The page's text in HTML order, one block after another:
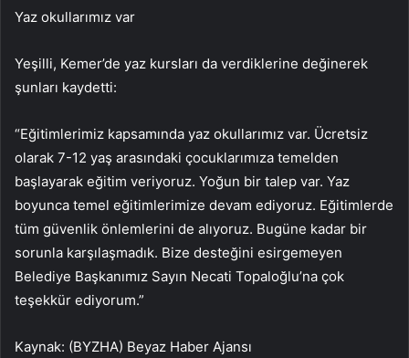
Yaz okullarımız var
Yeşilli, Kemer’de yaz kursları da verdiklerine değinerek
şunları kaydetti:
“Eğitimlerimiz kapsamında yaz okullarımız var. Ücretsiz
olarak 7-12 yaş arasındaki çocuklarımıza temelden
başlayarak eğitim veriyoruz. Yoğun bir talep var. Yaz
boyunca temel eğitimlerimize devam ediyoruz. Eğitimlerde
tüm güvenlik önlemlerini de alıyoruz. Bugüne kadar bir
sorunla karşılaşmadık. Bize desteğini esirgemeyen
Belediye Başkanımız Sayın Necati Topaloğlu’na çok
teşekkür ediyorum.”
Kaynak: (BYZHA) Beyaz Haber Ajansı